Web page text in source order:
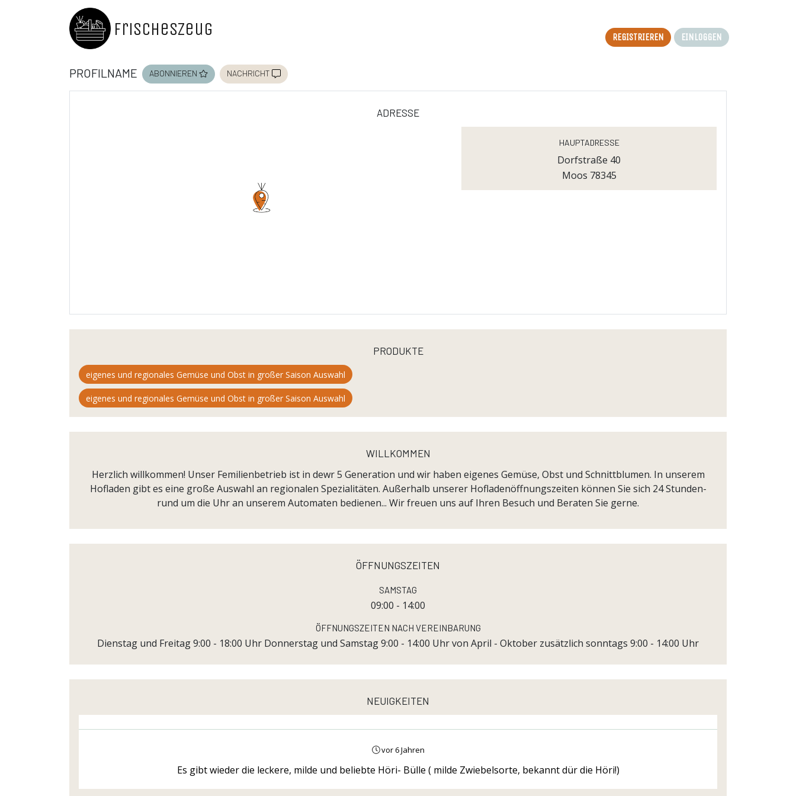
FrischesZeug Registrieren Einloggen
Profilname abonnieren nachricht
adresse
Hauptadresse
Dorfstraße 40
Moos 78345
produkte
eigenes und regionales Gemüse und Obst in großer Saison Auswahl
eigenes und regionales Gemüse und Obst in großer Saison Auswahl
willkommen
Herzlich willkommen! Unser Femilienbetrieb ist in dewr 5 Generation und wir haben eigenes Gemüse, Obst und Schnittblumen. In unserem
Hofladen gibt es eine große Auswahl an regionalen Spezialitäten. Außerhalb unserer Hofladenöffnungszeiten können Sie sich 24 Stunden-
rund um die Uhr an unserem Automaten bedienen... Wir freuen uns auf Ihren Besuch und Beraten Sie gerne.
öffnungszeiten
Samstag
09:00 - 14:00
Öffnungszeiten nach Vereinbarung
Dienstag und Freitag 9:00 - 18:00 Uhr Donnerstag und Samstag 9:00 - 14:00 Uhr von April - Oktober zusätzlich sonntags 9:00 - 14:00 Uhr
neuigkeiten
vor 6 Jahren
Es gibt wieder die leckere, milde und beliebte Höri- Bülle ( milde Zwiebelsorte, bekannt dür die Höri!)